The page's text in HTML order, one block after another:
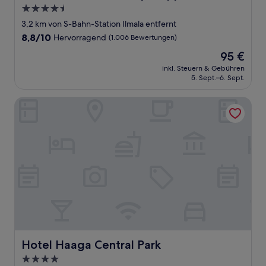
4.5-
Sterne-
Unterkunft
3,2 km von S-Bahn-Station Ilmala entfernt
8.8
8,8/10 Hervorragend (1.006 Bewertungen)
Der
Preis
beträgt
95 €
inkl. Steuern & Gebühren
5. Sept.–6. Sept.
Hotel Haaga Central Park
Hotel Haaga Central Park
4.0-